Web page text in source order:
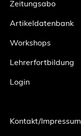
Zeitungsabo
Artikeldatenbank
Workshops
Lehrerfortbildung
Login
Kontakt/Impressum